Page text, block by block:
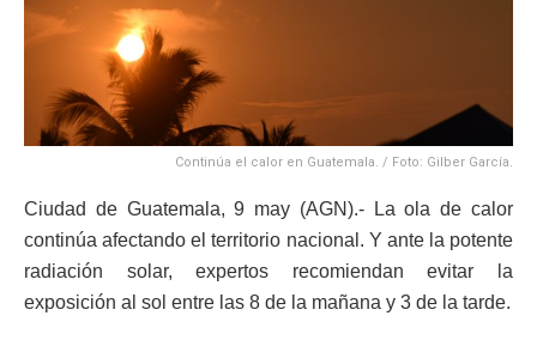
Continúa el calor en Guatemala. / Foto: Gilber García.
Ciudad de Guatemala, 9 may (AGN).- La ola de calor
continúa afectando el territorio nacional. Y ante la potente
radiación solar, expertos recomiendan evitar la
exposición al sol entre las 8 de la mañana y 3 de la tarde.